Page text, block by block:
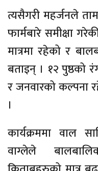
त्यसैगरी महर्जनले
फार्मबारे समीक्षा
मात्रमा रहेको र
बताइन् । १२ पुष्ठको
र जनवारको कल्पना
।
कार्यक्रममा वाल
वाग्लेले